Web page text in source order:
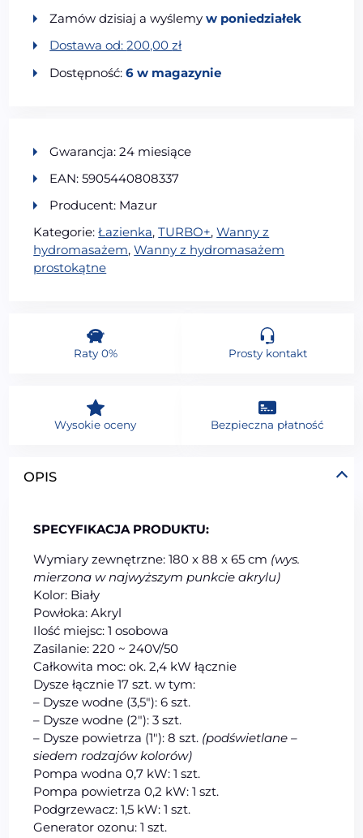
OPIS
SPECYFIKACJA PRODUKTU:
Wymiary zewnętrzne: 180 x 88 x 65 cm (wys.
mierzona w najwyższym punkcie akrylu)
Kolor: Biały
Powłoka: Akryl
Ilość miejsc: 1 osobowa
Zasilanie: 220 ~ 240V/50
Całkowita moc: ok. 2,4 kW łącznie
Dysze łącznie 17 szt. w tym:
– Dysze wodne (3,5″): 6 szt.
– Dysze wodne (2″): 3 szt.
– Dysze powietrza (1″): 8 szt. (podświetlane –
siedem rodzajów kolorów)
Pompa wodna 0,7 kW: 1 szt.
Pompa powietrza 0,2 kW: 1 szt.
Podgrzewacz: 1,5 kW: 1 szt.
Generator ozonu: 1 szt.
Zamów dzisiaj a wyślemyw poniedziałek
Dostawa od:200,00zł
Dostępność:6 w magazynie
Gwarancja: 24 miesiące
EAN: 5905440808337
Producent: Mazur
Kategorie:Łazienka,TURBO+,Wanny z
hydromasażem,Wanny z hydromasażem
prostokątne
Raty 0% Prosty kontakt
Wysokie oceny Bezpieczna płatność